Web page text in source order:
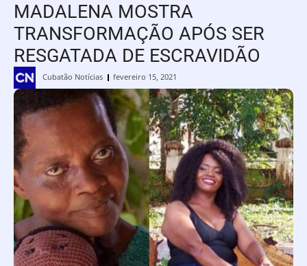
MADALENA MOSTRA
TRANSFORMAÇÃO APÓS SER
RESGATADA DE ESCRAVIDÃO
Cubatão Notícias fevereiro 15, 2021